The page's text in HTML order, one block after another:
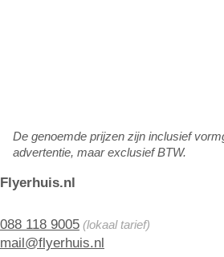
Flyerhuis.nl
088 118 9005 (lokaal tarief)
mail@flyerhuis.nl
De genoemde prijzen zijn inclusief
advertentie, maar exclusief BTW.